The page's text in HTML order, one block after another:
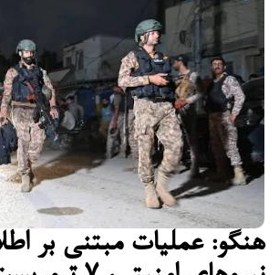
هنگو: عملیات مبتنی بر